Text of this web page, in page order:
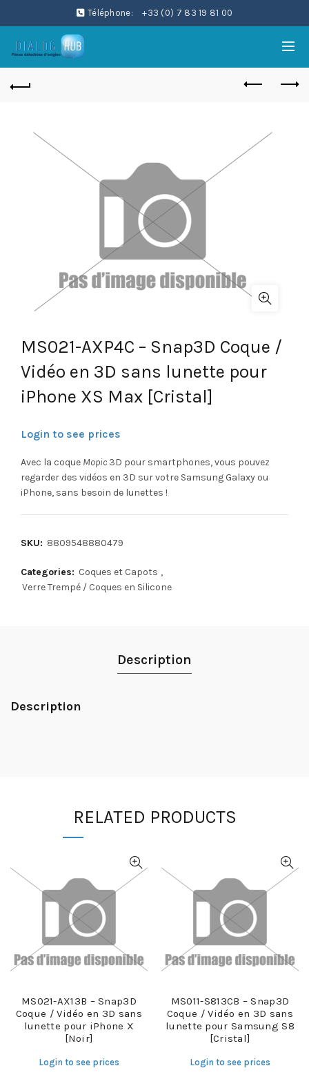
Téléphone: +33 (0) 7 83 19 81 00
MS021-AXP4C – Snap3D Coque /
Vidéo en 3D sans lunette pour
iPhone XS Max [Cristal]
Login to see prices
Avec la coque Mopic 3D pour smartphones, vous pouvez
regarder des vidéos en 3D sur votre Samsung Galaxy ou
iPhone, sans besoin de lunettes !
SKU: 8809548880479
Categories: Coques et Capots ,
Verre Trempé / Coques en Silicone
Description
Description
RELATED PRODUCTS
MS021-AX13B – Snap3D
Coque / Vidéo en 3D sans
lunette pour iPhone X
[Noir]
Login to see prices
MS011-S813CB – Snap3D
Coque / Vidéo en 3D sans
lunette pour Samsung S8
[Cristal]
Login to see prices